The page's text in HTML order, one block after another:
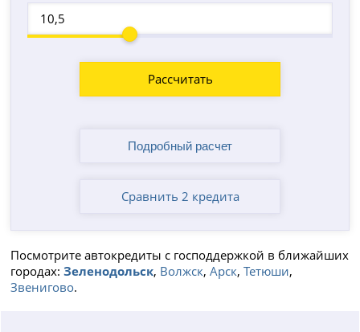
Рассчитать
Сравнить 2 кредита
Посмотрите автокредиты с господдержкой в ближайших
городах:Зеленодольск, Волжск,Арск,Тетюши,
Звенигово.